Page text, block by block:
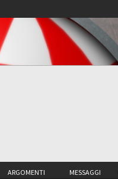
ARGOMENTI MESSAGGI